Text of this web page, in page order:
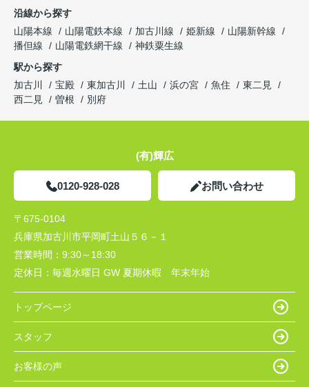
沿線から探す
山陽本線
山陽電鉄本線 加古川線 姫新線
山陽新幹線
播但線
山陽電鉄網干線
神鉄粟生線
駅から探す
加古川
宝殿 東加古川 土山 浜の宮 魚住
東二見
西二見
曽根 別府
(有)輝広
0120-928-028 お問い合わせ
〒675-0104
兵庫県加古川市平岡町土山５６－１
営業時間： 9:30～18:30
定休日： 毎週水曜日 GW 夏期休暇 年末年始
トップページ
スタッフ
お客様の声